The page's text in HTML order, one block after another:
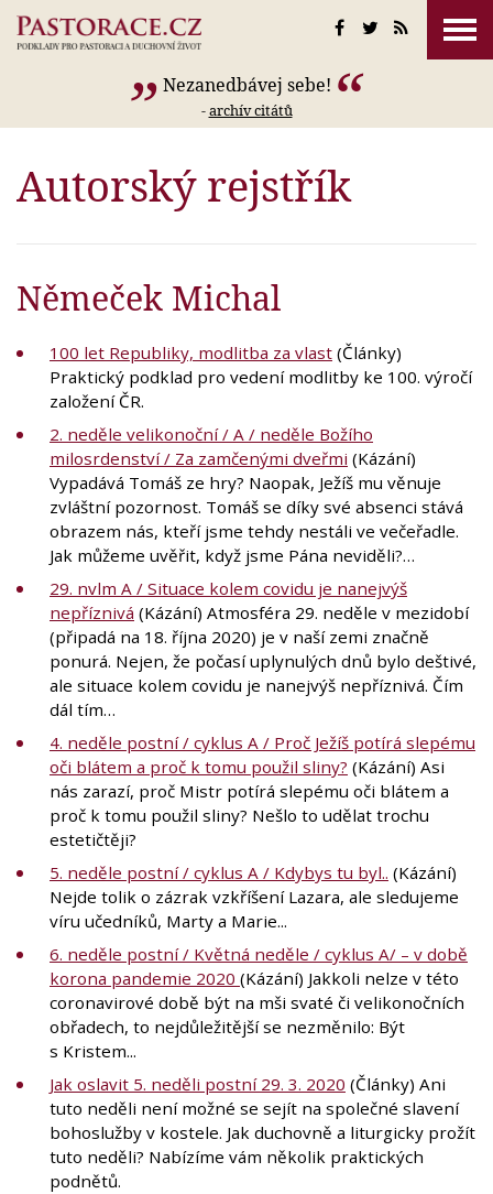
Nezanedbávej sebe!
-archív citátů
Autorský rejstřík
Němeček Michal
100 let Republiky, modlitba za vlast (Články)
Praktický podklad pro vedení modlitby ke 100. výročí
založení ČR.
2. neděle velikonoční / A / neděle Božího
milosrdenství / Za zamčenými dveřmi (Kázání)
Vypadává Tomáš ze hry? Naopak, Ježíš mu věnuje
zvláštní pozornost. Tomáš se díky své absenci stává
obrazem nás, kteří jsme tehdy nestáli ve večeřadle.
Jak můžeme uvěřit, když jsme Pána neviděli?…
29. nvlm A / Situace kolem covidu je nanejvýš
nepříznivá (Kázání) Atmosféra 29. neděle v mezidobí
(připadá na 18. října 2020) je v naší zemi značně
ponurá. Nejen, že počasí uplynulých dnů bylo deštivé,
ale situace kolem covidu je nanejvýš nepříznivá. Čím
dál tím…
4. neděle postní / cyklus A / Proč Ježíš potírá slepému
oči blátem a proč k tomu použil sliny? (Kázání) Asi
nás zarazí, proč Mistr potírá slepému oči blátem a
proč k tomu použil sliny? Nešlo to udělat trochu
estetičtěji?
5. neděle postní / cyklus A / Kdybys tu byl.. (Kázání)
Nejde tolik o zázrak vzkříšení Lazara, ale sledujeme
víru učedníků, Marty a Marie...
6. neděle postní / Květná neděle / cyklus A/ – v době
korona pandemie 2020 (Kázání) Jakkoli nelze v této
coronavirové době být na mši svaté či velikonočních
obřadech, to nejdůležitější se nezměnilo: Být
s Kristem...
Jak oslavit 5. neděli postní 29. 3. 2020 (Články) Ani
tuto neděli není možné se sejít na společné slavení
bohoslužby v kostele. Jak duchovně a liturgicky prožít
tuto neděli? Nabízíme vám několik praktických
podnětů.